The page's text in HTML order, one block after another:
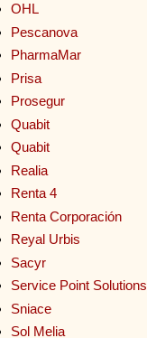
OHL
Pescanova
PharmaMar
Prisa
Prosegur
Quabit
Quabit
Realia
Renta 4
Renta Corporación
Reyal Urbis
Sacyr
Service Point Solutions
Sniace
Sol Melia